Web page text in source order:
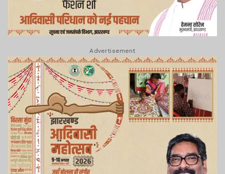
Advertisement